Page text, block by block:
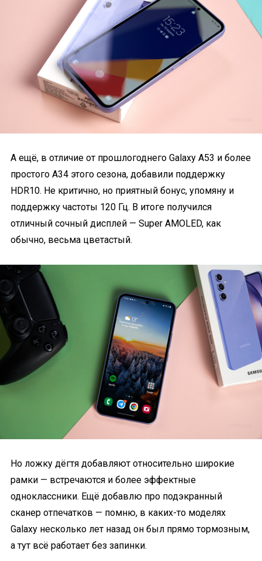
А ещё, в отличие от прошлогоднего Galaxy A53 и более
простого A34 этого сезона, добавили поддержку
HDR10. Не критично, но приятный бонус, упомяну и
поддержку частоты 120 Гц. В итоге получился
отличный сочный дисплей — Super AMOLED, как
обычно, весьма цветастый.
Но ложку дёгтя добавляют относительно широкие
рамки — встречаются и более эффектные
одноклассники. Ещё добавлю про подэкранный
сканер отпечатков — помню, в каких-то моделях
Galaxy несколько лет назад он был прямо тормозным,
а тут всё работает без запинки.